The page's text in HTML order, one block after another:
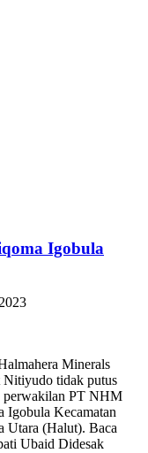
Igobula
Minerals
tidak putus
perwakilan PT NHM
Igobula Kecamatan
Utara (Halut). Baca
Ubaid Didesak